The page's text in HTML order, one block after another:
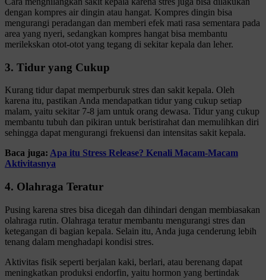
dengan kompres air dingin atau hangat. Kompres dingin bisa
mengurangi peradangan dan memberi efek mati rasa sementara pada
area yang nyeri, sedangkan kompres hangat bisa membantu
merilekskan otot-otot yang tegang di sekitar kepala dan leher.
3. Tidur yang Cukup
Kurang tidur dapat memperburuk stres dan sakit kepala. Oleh
karena itu, pastikan Anda mendapatkan tidur yang cukup setiap
malam, yaitu sekitar 7-8 jam untuk orang dewasa. Tidur yang cukup
membantu tubuh dan pikiran untuk beristirahat dan memulihkan diri
sehingga dapat mengurangi frekuensi dan intensitas sakit kepala.
Baca juga: Apa itu Stress Release? Kenali Macam-Macam
Aktivitasnya
4. Olahraga Teratur
Pusing karena stres bisa dicegah dan dihindari dengan membiasakan
olahraga rutin. Olahraga teratur membantu mengurangi stres dan
ketegangan di bagian kepala. Selain itu, Anda juga cenderung lebih
tenang dalam menghadapi kondisi stres.
Aktivitas fisik seperti berjalan kaki, berlari, atau berenang dapat
meningkatkan produksi endorfin, yaitu hormon yang bertindak